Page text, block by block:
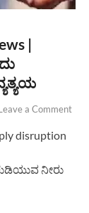
|
a Comment
disruption
ನೀರು